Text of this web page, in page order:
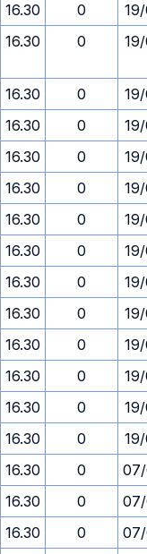
16.30 0
16.30 0
16.30 0
16.30 0
16.30 0
16.30 0
16.30 0
16.30 0
16.30 0
16.30 0
16.30 0
16.30 0
16.30 0
16.30 0
16.30 0
16.30 0
16.30 0